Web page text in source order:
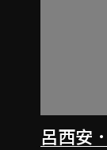
呂西安